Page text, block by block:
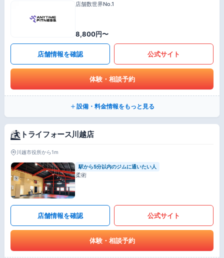
店舗数世界No.1
8,800円〜
店舗情報を確認 公式サイト
体験・相談予約
設備・料金情報をもっと見る
トライフォース川越店
川越市役所から1m
駅から5分以内のジムに通いたい人
柔術
店舗情報を確認 公式サイト
体験・相談予約